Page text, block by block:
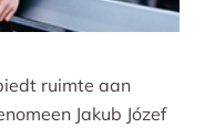
ruimte aan
Jakub Józef